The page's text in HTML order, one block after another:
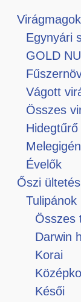
Virágmagok
Egynyári
GOLD
Vágott
Összes
Évelők
Őszi
Tulipánok
Összes
Darwin
Korai
Késői